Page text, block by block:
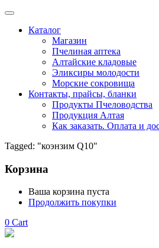
Каталог
Магазин
Пчелиная аптека
Алтайские кладовые
Эликсиры молодости
Морские сокровища
Контакты, прайсы, бланки
Продукты Пчеловодства
Продукция Алтая
Как заказать. Оплата и
Tagged: "коэнзим Q10"
Корзина
Ваша корзина пуста
Продолжить покупки
0 Cart